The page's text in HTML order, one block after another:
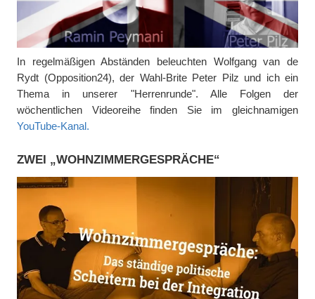
In regelmäßigen Abständen beleuchten Wolfgang van de
Rydt (Opposition24), der Wahl-Brite Peter Pilz und ich ein
Thema in unserer "Herrenrunde". Alle Folgen der
wöchentlichen Videoreihe finden Sie im gleichnamigen
YouTube-Kanal.
ZWEI „WOHNZIMMERGESPRÄCHE“